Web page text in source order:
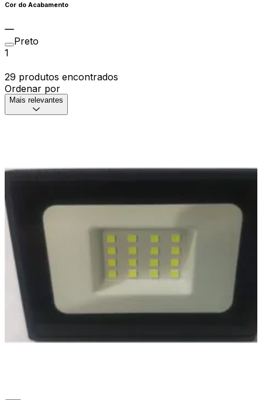
Cor do Acabamento
Preto
1
29 produtos encontrados
Ordenar por
Mais relevantes